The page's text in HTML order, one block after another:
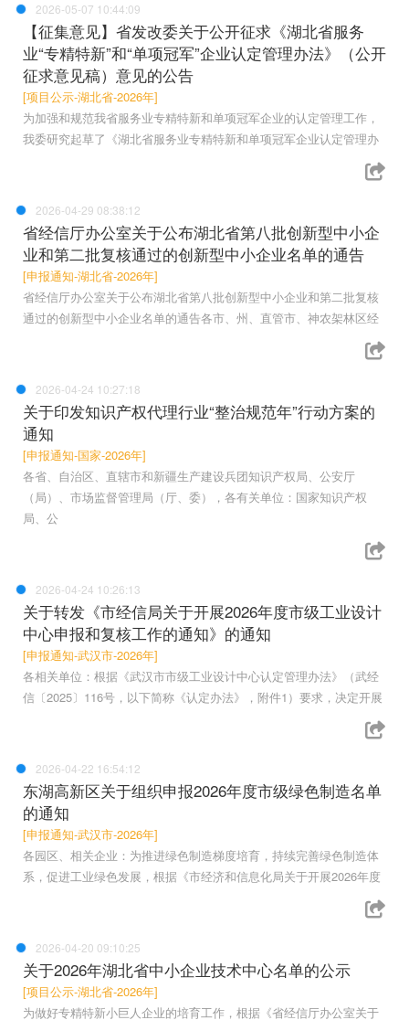
2026-05-07 10:44:09
【征集意见】省发改委关于公开征求《湖北省服务
业“专精特新”和“单项冠军”企业认定管理办法》（公开
征求意见稿）意见的公告
[项目公示-湖北省-2026年]
为加强和规范我省服务业专精特新和单项冠军企业的认定管理工作，
我委研究起草了《湖北省服务业专精特新和单项冠军企业认定管理办
2026-04-29 08:38:12
省经信厅办公室关于公布湖北省第八批创新型中小企
业和第二批复核通过的创新型中小企业名单的通告
[申报通知-湖北省-2026年]
省经信厅办公室关于公布湖北省第八批创新型中小企业和第二批复核
通过的创新型中小企业名单的通告各市、州、直管市、神农架林区经
2026-04-24 10:27:18
关于印发知识产权代理行业“整治规范年”行动方案的
通知
[申报通知-国家-2026年]
各省、自治区、直辖市和新疆生产建设兵团知识产权局、公安厅
（局）、市场监督管理局（厅、委），各有关单位：国家知识产权
局、公
2026-04-24 10:26:13
关于转发《市经信局关于开展2026年度市级工业设计
中心申报和复核工作的通知》的通知
[申报通知-武汉市-2026年]
各相关单位：根据《武汉市市级工业设计中心认定管理办法》（武经
信〔2025〕116号，以下简称《认定办法》，附件1）要求，决定开展
2026-04-22 16:54:12
东湖高新区关于组织申报2026年度市级绿色制造名单
的通知
[申报通知-武汉市-2026年]
各园区、相关企业：为推进绿色制造梯度培育，持续完善绿色制造体
系，促进工业绿色发展，根据《市经济和信息化局关于开展2026年度
2026-04-20 09:10:25
关于2026年湖北省中小企业技术中心名单的公示
[项目公示-湖北省-2026年]
为做好专精特新小巨人企业的培育工作，根据《省经信厅办公室关于